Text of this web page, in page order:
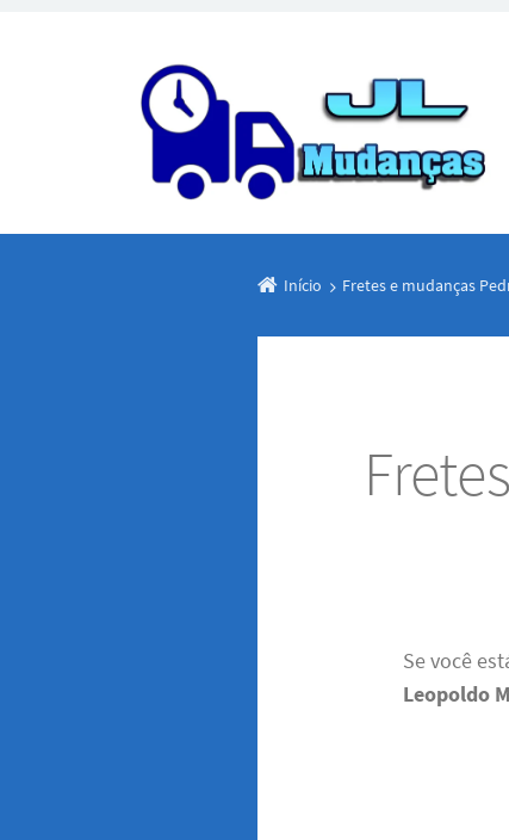
Início Fretes e mudanças
Se você
Leopoldo